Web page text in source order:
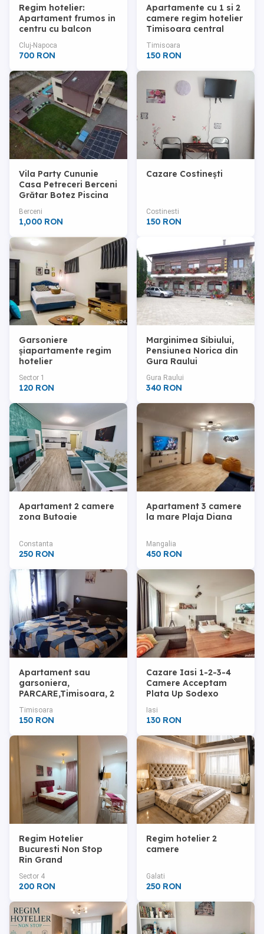
Regim hotelier:
Apartament frumos in
centru cu balcon
privat
Cluj-Napoca
700 RON
Apartamente cu 1 si 2
camere regim hotelier
Timisoara central
Timisoara
150 RON
Vila Party Cununie
Casa Petreceri Berceni
Grătar Botez Piscina
Sauna Nunta Jacuzzi
Berceni
1,000 RON
Cazare Costinești
Costinesti
150 RON
Garsoniere
șiapartamente regim
hotelier
i Victoriei ultracentral
Sector 1
120 RON
Marginimea Sibiului,
Pensiunea Norica din
Gura Raului
Gura Raului
340 RON
Apartament 2 camere
zona Butoaie
Constanta
250 RON
Apartament 3 camere
la mare Plaja Diana
Mangalia
450 RON
Apartament sau
garsoniera,
PARCARE,Timisoara, 2
Timisoara
150 RON
Cazare Iasi 1-2-3-4
Camere Acceptam
Plata Up Sodexo
Factura Fiscala
Iasi
130 RON
Regim Hotelier
Bucuresti Non Stop
Rin Grand
Sector 4
200 RON
Regim hotelier 2
camere
Galati
250 RON